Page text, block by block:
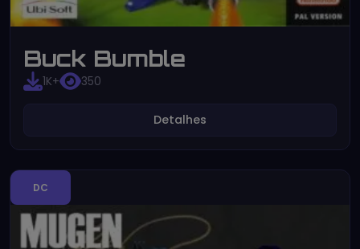
Buck Bumble
1K+ 350
Detalhes
DC